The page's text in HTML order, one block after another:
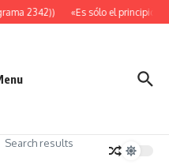
2342)) «Es sólo el principio»
Search results